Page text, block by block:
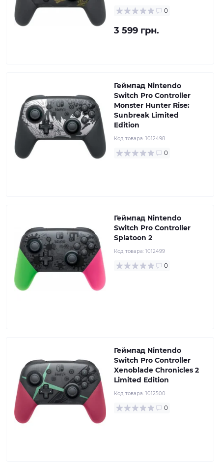
0
3 599 грн.
Геймпад Nintendo
Switch Pro Controller
Monster Hunter Rise:
Sunbreak Limited
Edition
Код товара: 1012498
0
Геймпад Nintendo
Switch Pro Controller
Splatoon 2
Код товара: 1012499
0
Геймпад Nintendo
Switch Pro Controller
Xenoblade Chronicles 2
Limited Edition
Код товара: 1012500
0